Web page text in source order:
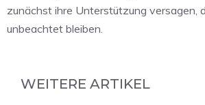
zunächst ihre Unterstützung versagen,
unbeachtet bleiben.
WEITERE ARTIKEL